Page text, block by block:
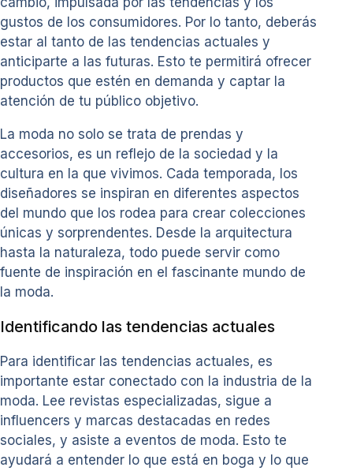
gustos de los consumidores. Por lo tanto, deberás
estar al tanto de las tendencias actuales y
anticiparte a las futuras. Esto te permitirá ofrecer
productos que estén en demanda y captar la
atención de tu público objetivo.
La moda no solo se trata de prendas y
accesorios, es un reflejo de la sociedad y la
cultura en la que vivimos. Cada temporada, los
diseñadores se inspiran en diferentes aspectos
del mundo que los rodea para crear colecciones
únicas y sorprendentes. Desde la arquitectura
hasta la naturaleza, todo puede servir como
fuente de inspiración en el fascinante mundo de
la moda.
Identificando las tendencias actuales
Para identificar las tendencias actuales, es
importante estar conectado con la industria de la
moda. Lee revistas especializadas, sigue a
influencers y marcas destacadas en redes
sociales, y asiste a eventos de moda. Esto te
ayudará a entender lo que está en boga y lo que